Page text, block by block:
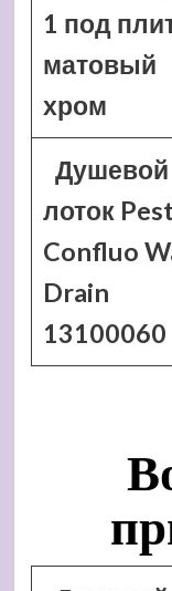
1 под
матовый
хром
Душевой
лоток
Confluo
Drain
13100060